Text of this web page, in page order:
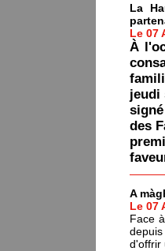
La
Le 07
À
jeudi
des
A
Le 07
Face
d'offrir